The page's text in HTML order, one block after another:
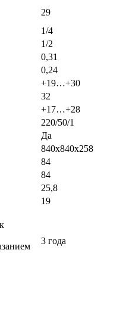
29
1/4
1/2
0,31
0,24
+19…+30
32
+17…+28
220/50/1
Да
840x840x258
84
84
25,8
19
3 года